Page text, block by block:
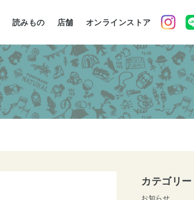
読みもの 店舗 オンラインストア
カテゴリー
お知らせ